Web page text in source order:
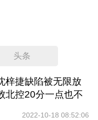
头条
梓捷缺陷被无限放
北控20分一点也不
2022-10-18 08:52:06